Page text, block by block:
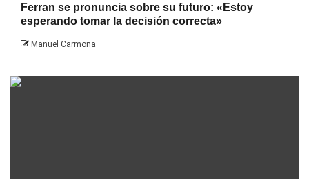
Ferran se pronuncia sobre su futuro: «Estoy
esperando tomar la decisión correcta»
Manuel Carmona